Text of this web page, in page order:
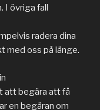
övriga fall
radera dina
med oss på länge.
att begära att få
en begäran om